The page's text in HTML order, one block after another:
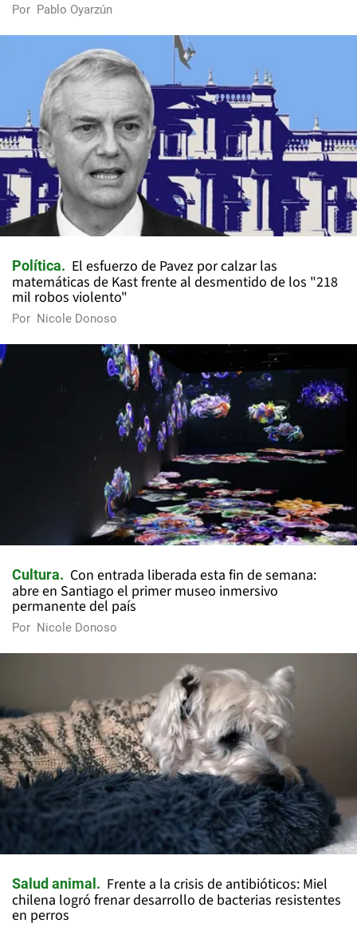
Por Pablo Oyarzún
Política
El esfuerzo de Pavez por calzar las
matemáticas de Kast frente al desmentido de los "218
mil robos violento"
Por Nicole Donoso
Cultura
Con entrada liberada esta fin de semana:
abre en Santiago el primer museo inmersivo
permanente del país
Por Nicole Donoso
Salud animal
Frente a la crisis de antibióticos: Miel
chilena logró frenar desarrollo de bacterias resistentes
en perros